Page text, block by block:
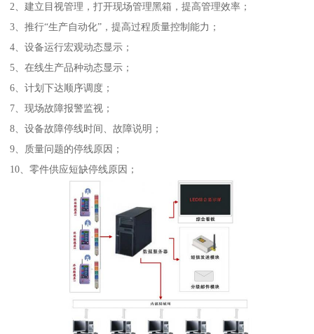
2、建立目视管理，打开现场管理黑箱，提高管理效率；
3、推行“生产自动化”，提高过程质量控制能力；
4、设备运行宏观动态显示；
5、在线生产品种动态显示；
6、计划下达顺序调度；
7、现场故障报警监视；
8、设备故障停线时间、故障说明；
9、质量问题的停线原因；
10、零件供应短缺停线原因；